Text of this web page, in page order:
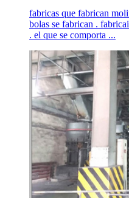
fabricas que fabrican
bolas se fabrican .
. el que se comporta ...